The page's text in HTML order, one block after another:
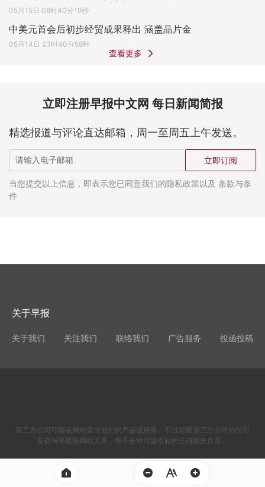
05月15日 08时40分19秒
中美元首会后初步经贸成果释出 涵盖晶片金
05月14日 23时40分59秒
查看更多
立即注册早报中文网 每日新闻简报
精选报道与评论直达邮箱，周一至周五上午发送。
立即订阅
当您提交以上信息，即表示您已同意我们的隐私政策以及 条款与条
件
关于早报
关于我们 关注我们 联络我们 广告服务 投函投稿
第三方公司可能在网站宣传他们的产品或服务。不过您跟第三方公司的任何
交易与早晨报网站无关，将不会对可能引起的任何损失负责。
zaochenbao.com